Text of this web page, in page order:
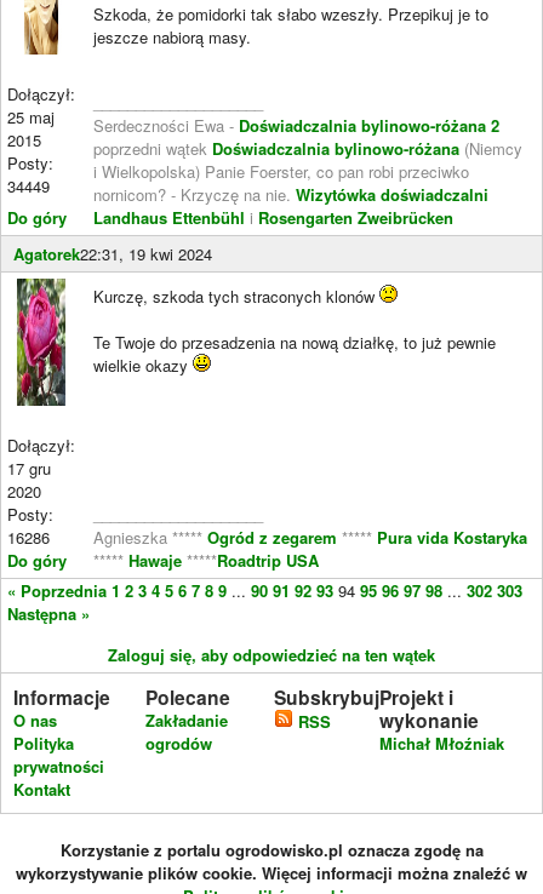
Dołączył:
25 maj
2015
Posty:
34449
Do góry
Szkoda, że pomidorki tak słabo wzeszły. Przepikuj je to
jeszcze nabiorą masy.
Serdeczności Ewa - Doświadczalnia bylinowo-różana 2
poprzedni wątek Doświadczalnia bylinowo-różana (Niemcy
i Wielkopolska) Panie Foerster, co pan robi przeciwko
nornicom? - Krzyczę na nie. Wizytówka doświadczalni
Landhaus Ettenbühl i Rosengarten Zweibrücken
Agatorek22:31, 19 kwi 2024
Dołączył:
17 gru
2020
Posty:
16286
Do góry
Kurczę, szkoda tych straconych klonów
Te Twoje do przesadzenia na nową działkę, to już pewnie
wielkie okazy
Agnieszka ***** Ogród z zegarem ***** Pura vida Kostaryka
***** Hawaje *****Roadtrip USA
« Poprzednia 1 2 3 4 5 6 7 8 9 ... 90 91 92 93 94 95 96 97 98 ... 302 303
Następna »
Zaloguj się, aby odpowiedzieć na ten wątek
Informacje
O nas
Polityka
prywatności
Kontakt
Polecane
Zakładanie
ogrodów
Subskrybuj
RSS
Projekt i
wykonanie
Michał Młoźniak
Korzystanie z portalu ogrodowisko.pl oznacza zgodę na
wykorzystywanie plików cookie. Więcej informacji można znaleźć w